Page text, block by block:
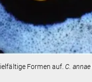
Formen auf.C. annae